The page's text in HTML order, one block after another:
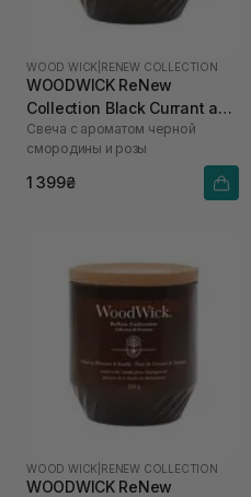
WOOD WICK RENEW COLLECTION
WOODWICK ReNew
Collection Black Currant and
Rose 184 г
Свеча с ароматом черной
смородины и розы
1 399₴
WOOD WICK RENEW COLLECTION
WOODWICK ReNew